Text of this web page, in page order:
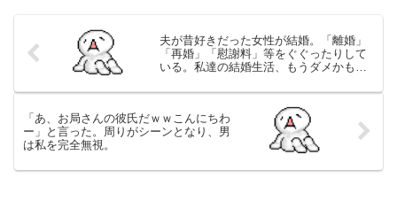
夫が昔好きだった女性が結婚。「離婚」
「再婚」「慰謝料」等をぐぐったりして
いる。私達の結婚生活、もうダメかもし
「あ、お局さんの彼氏だｗｗこんにちわ
ー」と言った。周りがシーンとなり、男
は私を完全無視。